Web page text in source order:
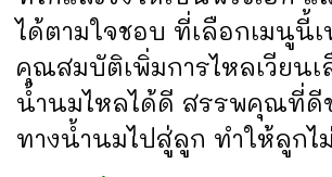
ได้ตามใจชอบ ที่เลือกเมนูนี้เ
คุณสมบัติเพิ่มการไหลเวียน
น้ำนมไหลได้ดี สรรพคุณที่ดี
ทางน้ำนมไปสู่ลูก ทำให้ลูกไ